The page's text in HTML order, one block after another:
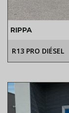
RIPPA
R13 PRO DIÉSEL